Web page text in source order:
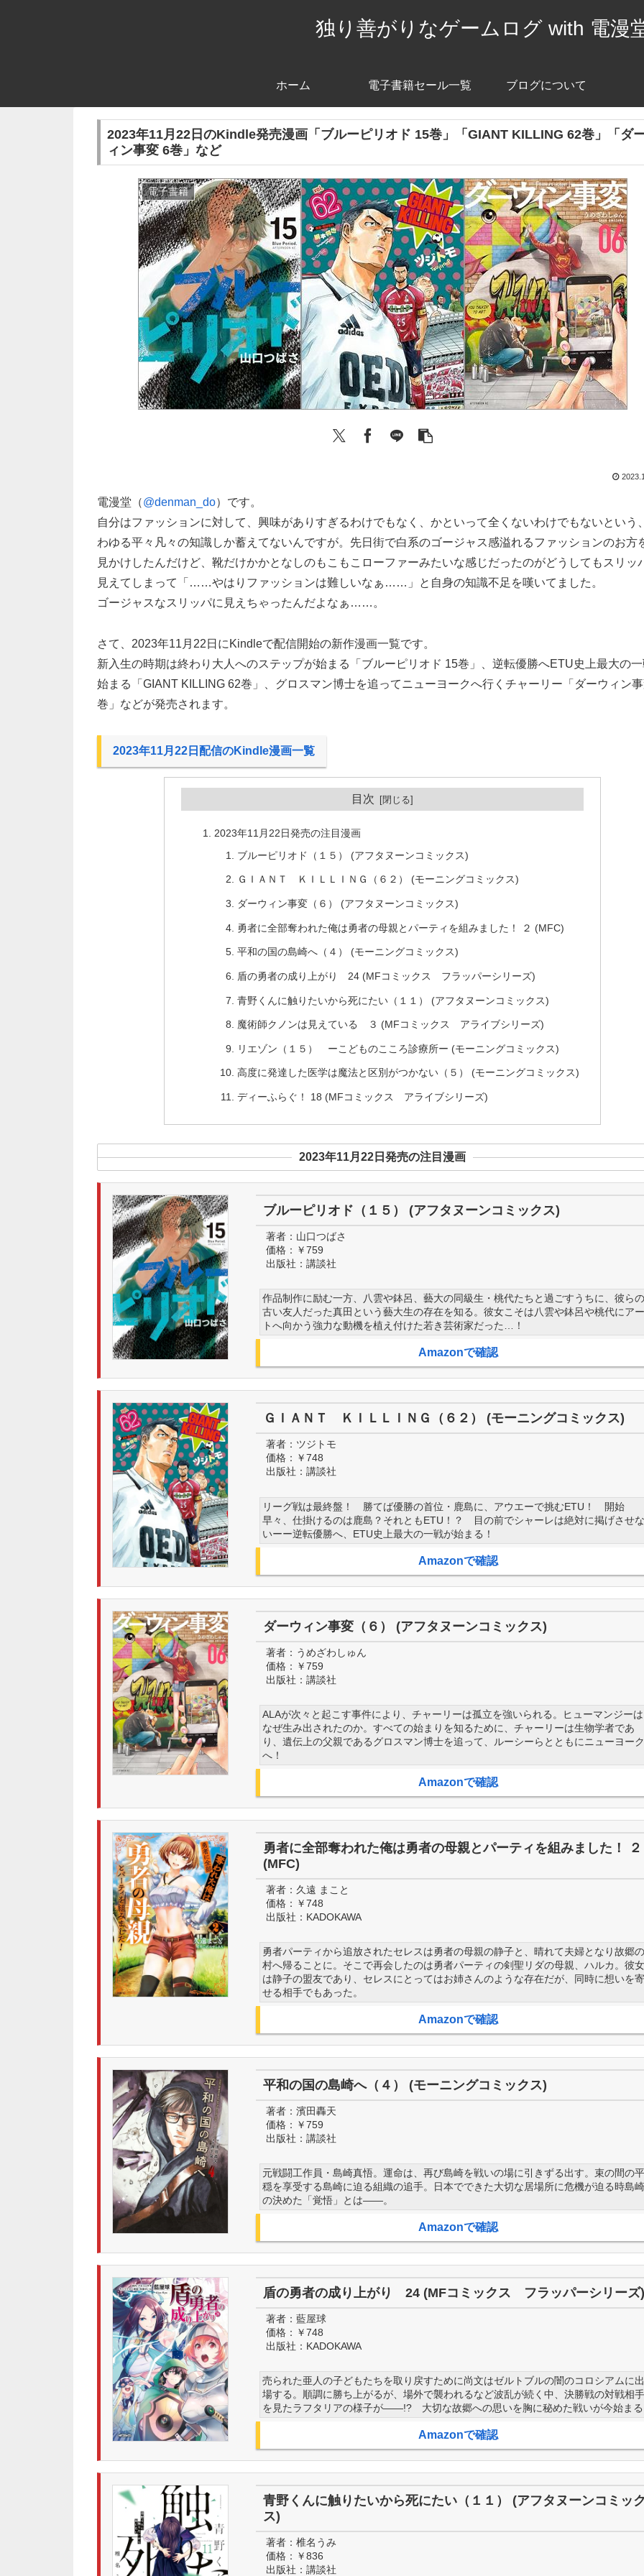
独り善がりなゲームログ with 電漫
ホーム 電子書籍セール一覧 ブログについて
2023年11月22日のKindle発売漫画「ブルーピリオド 15巻」「GIANT KILLING 62巻」「ダ
ィン事変 6巻」など
電子書籍
電漫堂（@denman_do）です。
自分はファッションに対して、興味がありすぎるわけでもなく、かといって全くないわけでもないという
わゆる平々凡々の知識しか蓄えてないんですが。先日街で白系のゴージャス感溢れるファッションのお方
見かけしたんだけど、靴だけかかとなしのもこもこローファーみたいな感じだったのがどうしてもスリッ
見えてしまって「……やはりファッションは難しいなぁ……」と自身の知識不足を嘆いてました。
ゴージャスなスリッパに見えちゃったんだよなぁ……。
さて、2023年11月22日にKindleで配信開始の新作漫画一覧です。
新入生の時期は終わり大人へのステップが始まる「ブルーピリオド 15巻」、逆転優勝へETU史上最大の
始まる「GIANT KILLING 62巻」、グロスマン博士を追ってニューヨークへ行くチャーリー「ダーウィン
巻」などが発売されます。
2023年11月22日配信のKindle漫画一覧
目次
2023年11月22日発売の注目漫画
ブルーピリオド（１５） (アフタヌーンコミックス)
ＧＩＡＮＴ ＫＩＬＬＩＮＧ（６２） (モーニングコミックス)
ダーウィン事変（６） (アフタヌーンコミックス)
勇者に全部奪われた俺は勇者の母親とパーティを組みました！ ２ (MFC)
平和の国の島崎へ（４） (モーニングコミックス)
盾の勇者の成り上がり 24 (MFコミックス フラッパーシリーズ)
青野くんに触りたいから死にたい（１１） (アフタヌーンコミックス)
魔術師クノンは見えている ３ (MFコミックス アライブシリーズ)
リエゾン（１５） ーこどものこころ診療所ー (モーニングコミックス)
高度に発達した医学は魔法と区別がつかない（５） (モーニングコミックス)
ディーふらぐ！ 18 (MFコミックス アライブシリーズ)
2023年11月22日発売の注目漫画
ブルーピリオド（１５） (アフタヌーンコミックス)
著者： 山口つばさ
価格： ￥759
出版社： 講談社
作品制作に励む一方、八雲や鉢呂、藝大の同級生・桃代たちと過ごすうちに、彼らの
古い友人だった真田という藝大生の存在を知る。彼女こそは八雲や鉢呂や桃代にアー
トへ向かう強力な動機を植え付けた若き芸術家だった…！
Amazonで確認
ＧＩＡＮＴ ＫＩＬＬＩＮＧ（６２） (モーニングコミックス)
著者： ツジトモ
価格： ￥748
出版社： 講談社
リーグ戦は最終盤！ 勝てば優勝の首位・鹿島に、アウエーで挑むETU！ 開始
早々、仕掛けるのは鹿島？それともETU！？ 目の前でシャーレは絶対に掲げさせな
いーー逆転優勝へ、ETU史上最大の一戦が始まる！
Amazonで確認
ダーウィン事変（６） (アフタヌーンコミックス)
著者： うめざわしゅん
価格： ￥759
出版社： 講談社
ALAが次々と起こす事件により、チャーリーは孤立を強いられる。ヒューマンジーは
なぜ生み出されたのか。すべての始まりを知るために、チャーリーは生物学者であ
り、遺伝上の父親であるグロスマン博士を追って、ルーシーらとともにニューヨーク
へ！
Amazonで確認
勇者に全部奪われた俺は勇者の母親とパーティを組みました！ ２
(MFC)
著者： 久遠 まこと
価格： ￥748
出版社： KADOKAWA
勇者パーティから追放されたセレスは勇者の母親の静子と、晴れて夫婦となり故郷の
村へ帰ることに。そこで再会したのは勇者パーティの剣聖リダの母親、ハルカ。彼女
は静子の盟友であり、セレスにとってはお姉さんのような存在だが、同時に想いを寄
せる相手でもあった。
Amazonで確認
平和の国の島崎へ（４） (モーニングコミックス)
著者： 濱田轟天
価格： ￥759
出版社： 講談社
元戦闘工作員・島崎真悟。運命は、再び島崎を戦いの場に引きずる出す。束の間の平
穏を享受する島崎に迫る組織の追手。日本でできた大切な居場所に危機が迫る時島崎
の決めた「覚悟」とは――。
Amazonで確認
盾の勇者の成り上がり 24 (MFコミックス フラッパーシリーズ)
著者： 藍屋球
価格： ￥748
出版社： KADOKAWA
売られた亜人の子どもたちを取り戻すために尚文はゼルトブルの闇のコロシアムに出
場する。順調に勝ち上がるが、場外で襲われるなど波乱が続く中、決勝戦の対戦相手
を見たラフタリアの様子が――!? 大切な故郷への思いを胸に秘めた戦いが今始ま
Amazonで確認
青野くんに触りたいから死にたい（１１） (アフタヌーンコミッ
ス)
著者： 椎名うみ
価格： ￥836
出版社： 講談社